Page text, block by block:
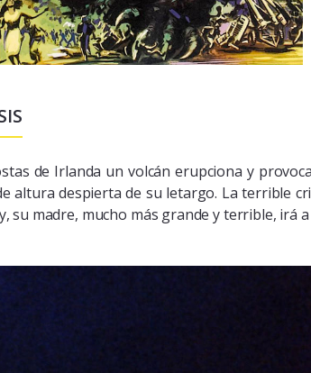
de Irlanda un volcán erupciona y
altura despierta de su letargo. La terrible
su madre, mucho más grande y terrible, irá